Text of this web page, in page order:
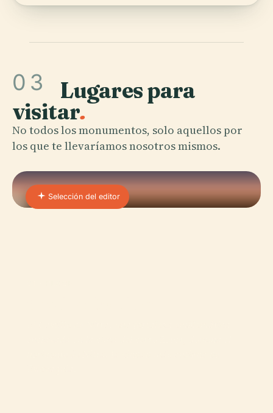
03 Lugares para
visitar.
No todos los monumentos, solo aquellos por
los que te llevaríamos nosotros mismos.
Selección del editor